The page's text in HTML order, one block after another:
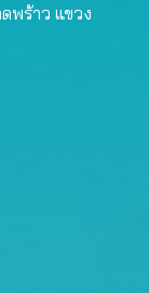
พร้าว แขวง